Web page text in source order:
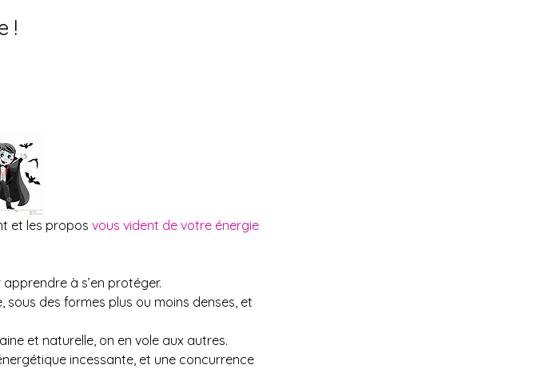
!
et les propos vous vident de votre énergie
à s’en protéger.
des formes plus ou moins denses, et
et naturelle, on en vole aux autres.
incessante, et une concurrence